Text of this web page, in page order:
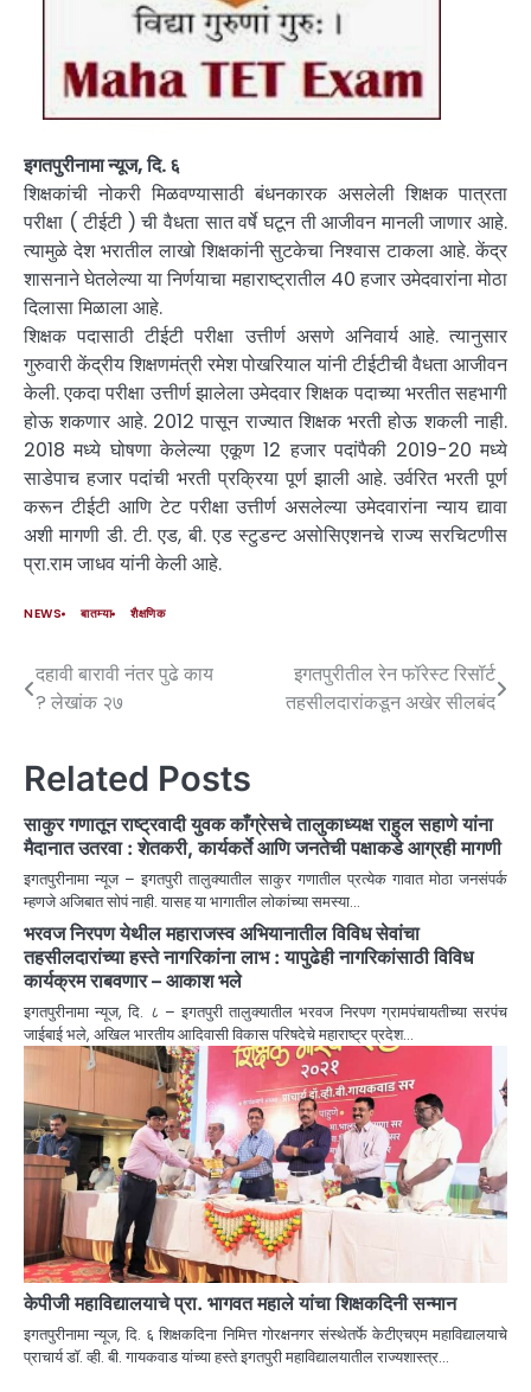
इगतपुरीनामा न्यूज, दि. ६
शिक्षकांची नोकरी मिळवण्यासाठी बंधनकारक असलेली शिक्षक पात्रता
परीक्षा ( टीईटी ) ची वैधता सात वर्षे घटून ती आजीवन मानली जाणार आहे.
त्यामुळे देश भरातील लाखो शिक्षकांनी सुटकेचा निश्वास टाकला आहे. केंद्र
शासनाने घेतलेल्या या निर्णयाचा महाराष्ट्रातील 40 हजार उमेदवारांना मोठा
दिलासा मिळाला आहे.
शिक्षक पदासाठी टीईटी परीक्षा उत्तीर्ण असणे अनिवार्य आहे. त्यानुसार
गुरुवारी केंद्रीय शिक्षणमंत्री रमेश पोखरियाल यांनी टीईटीची वैधता आजीवन
केली. एकदा परीक्षा उत्तीर्ण झालेला उमेदवार शिक्षक पदाच्या भरतीत सहभागी
होऊ शकणार आहे. 2012 पासून राज्यात शिक्षक भरती होऊ शकली नाही.
2018 मध्ये घोषणा केलेल्या एकूण 12 हजार पदांपैकी 2019-20 मध्ये
साडेपाच हजार पदांची भरती प्रक्रिया पूर्ण झाली आहे. उर्वरित भरती पूर्ण
करून टीईटी आणि टेट परीक्षा उत्तीर्ण असलेल्या उमेदवारांना न्याय द्यावा
अशी मागणी डी. टी. एड, बी. एड स्टुडन्ट असोसिएशनचे राज्य सरचिटणीस
प्रा.राम जाधव यांनी केली आहे.
NEWS बातम्या शैक्षणिक
दहावी बारावी नंतर पुढे काय
? लेखांक २७
इगतपुरीतील रेन फॉरेस्ट रिसॉर्ट
तहसीलदारांकडून अखेर सीलबंद
Related Posts
साकुर गणातून राष्ट्रवादी युवक काँग्रेसचे तालुकाध्यक्ष राहुल सहाणे यांना
मैदानात उतरवा : शेतकरी, कार्यकर्ते आणि जनतेची पक्षाकडे आग्रही मागणी
इगतपुरीनामा न्यूज – इगतपुरी तालुक्यातील साकुर गणातील प्रत्येक गावात मोठा जनसंपर्क
म्हणजे अजिबात सोपं नाही. यासह या भागातील लोकांच्या समस्या…
भरवज निरपण येथील महाराजस्व अभियानातील विविध सेवांचा
तहसीलदारांच्या हस्ते नागरिकांना लाभ : यापुढेही नागरिकांसाठी विविध
कार्यक्रम राबवणार – आकाश भले
इगतपुरीनामा न्यूज, दि. ८ – इगतपुरी तालुक्यातील भरवज निरपण ग्रामपंचायतीच्या सरपंच
जाईबाई भले, अखिल भारतीय आदिवासी विकास परिषदेचे महाराष्ट्र प्रदेश…
केपीजी महाविद्यालयाचे प्रा. भागवत महाले यांचा शिक्षकदिनी सन्मान
इगतपुरीनामा न्यूज, दि. ६ शिक्षकदिना निमित्त गोरक्षनगर संस्थेतर्फे केटीएचएम महाविद्यालयाचे
प्राचार्य डॉ. व्ही. बी. गायकवाड यांच्या हस्ते इगतपुरी महाविद्यालयातील राज्यशास्त्र…